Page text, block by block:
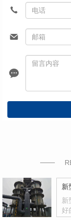
新
新
好